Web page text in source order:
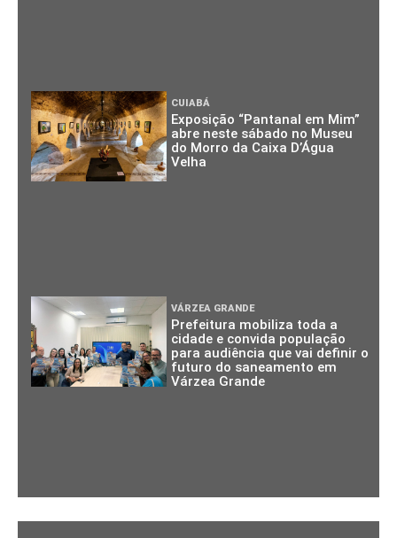
CUIABÁ
Exposição “Pantanal em Mim”
abre neste sábado no Museu
do Morro da Caixa D’Água
Velha
VÁRZEA GRANDE
Prefeitura mobiliza toda a
cidade e convida população
para audiência que vai definir o
futuro do saneamento em
Várzea Grande